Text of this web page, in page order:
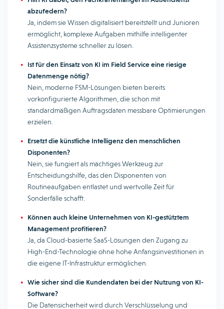
abzufedern?
Ja, indem sie Wissen digitalisiert bereitstellt und Junioren
ermöglicht, komplexe Aufgaben mithilfe intelligenter
Assistenzsysteme schneller zu lösen.
Ist für den Einsatz von KI im Field Service eine riesige
Datenmenge nötig?
Nein, moderne FSM-Lösungen bieten bereits
vorkonfigurierte Algorithmen, die schon mit
standardmäßigen Auftragsdaten messbare Optimierungen
erzielen.
Ersetzt die künstliche Intelligenz den menschlichen
Disponenten?
Nein, sie fungiert als mächtiges Werkzeug zur
Entscheidungshilfe, das den Disponenten von
Routineaufgaben entlastet und wertvolle Zeit für
Sonderfälle schafft.
Können auch kleine Unternehmen von KI-gestütztem
Management profitieren?
Ja, da Cloud-basierte SaaS-Lösungen den Zugang zu
High-End-Technologie ohne hohe Anfangsinvestitionen in
die eigene IT-Infrastruktur ermöglichen.
Wie sicher sind die Kundendaten bei der Nutzung von KI-
Software?
Die Datensicherheit wird durch Verschlüsselung und